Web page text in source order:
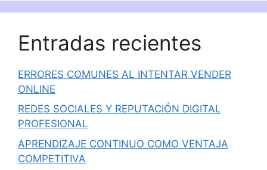
Entradas recientes
ERRORES COMUNES AL INTENTAR VENDER
ONLINE
REDES SOCIALES Y REPUTACIÓN DIGITAL
PROFESIONAL
APRENDIZAJE CONTINUO COMO VENTAJA
COMPETITIVA